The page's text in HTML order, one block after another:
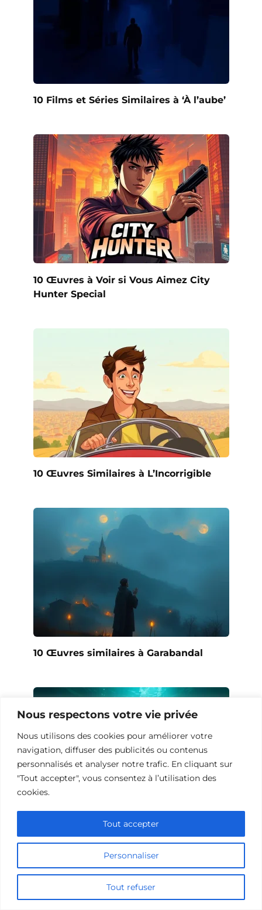
Nous respectons votre vie privée
Nous utilisons des cookies pour améliorer votre
navigation, diffuser des publicités ou contenus
personnalisés et analyser notre trafic. En cliquant sur
"Tout accepter", vous consentez à l’utilisation des
cookies.
Personnaliser
Tout refuser
Tout accepter
10 Films et Séries Similaires à ‘À l’aube’
10 Œuvres à Voir si Vous Aimez City
Hunter Special
10 Œuvres Similaires à L’Incorrigible
10 Œuvres similaires à Garabandal
pour les Fans de Frissons